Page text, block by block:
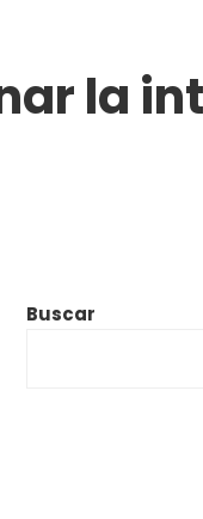
la
Buscar